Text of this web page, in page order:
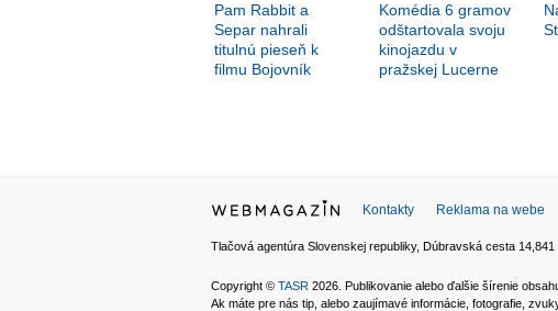
Pam Rabbit a
Separ nahrali
titulnú pieseň k
filmu Bojovník
Komédia 6 gramov
odštartovala svoju
kinojazdu v
pražskej Lucerne
Kontakty Reklama na webe
Tlačová agentúra Slovenskej republiky, Dúbravská cesta
Copyright © TASR 2026. Publikovanie alebo ďalšie šírenie
Ak máte pre nás tip, alebo zaujímavé informácie, fotografie,